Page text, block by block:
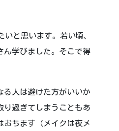
と思います。若い頃、
ん学びました。そこで得
人は避けた方がいいか
り過ぎてしまうこともあ
おちます（メイクは夜メ